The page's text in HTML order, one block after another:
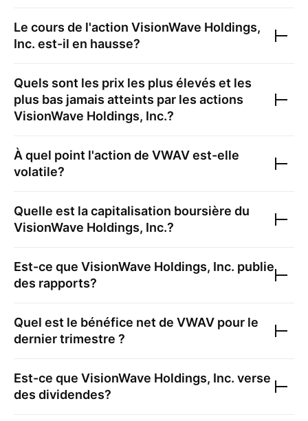
Le cours de l'action VisionWave Holdings,
Inc. est-il en hausse?
Quels sont les prix les plus élevés et les
plus bas jamais atteints par les actions
VisionWave Holdings, Inc.?
À quel point l'action de VWAVest-elle
volatile?
Quelle est la capitalisation boursière du
VisionWave Holdings, Inc.?
Est-ce que VisionWave Holdings, Inc. publie
des rapports?
Quel est le bénéfice net de VWAV pour le
dernier trimestre ?
Est-ce que VisionWave Holdings, Inc. verse
des dividendes?